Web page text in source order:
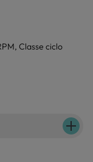
Classe ciclo